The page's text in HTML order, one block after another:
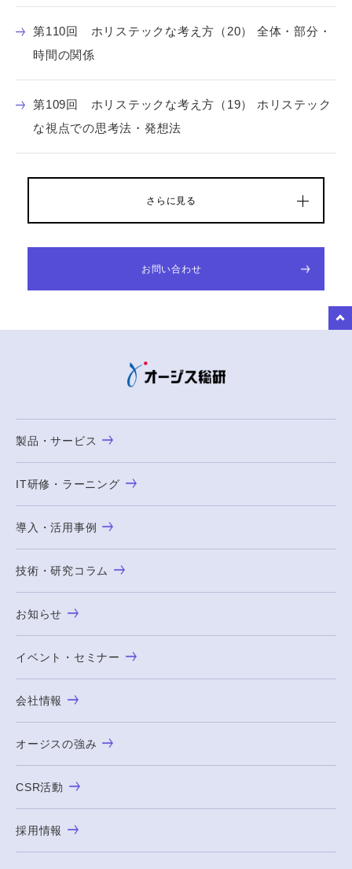
第110回 ホリステックな考え方（20） 全体・部分・
時間の関係
第109回 ホリステックな考え方（19） ホリステック
な視点での思考法・発想法
さらに見る
お問い合わせ
製品・サービス
IT研修・ラーニング
導入・活用事例
技術・研究コラム
お知らせ
イベント・セミナー
会社情報
オージスの強み
CSR活動
採用情報